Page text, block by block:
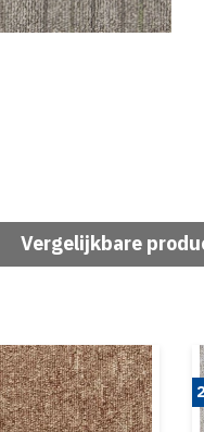
Vergelijkbare